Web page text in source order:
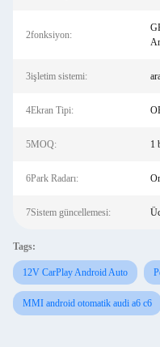
2fonksiyon:
3işletim sistemi:
4Ekran Tipi:
5MOQ: 1
6Park Radarı:
7Sistem güncellemesi:
Tags:
12V CarPlay Android Auto
MMI android otomatik audi a6 c6